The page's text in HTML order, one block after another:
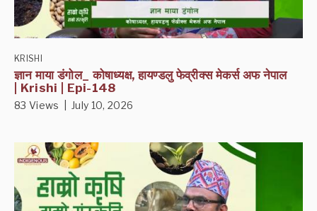
KRISHI
ज्ञान माया डंगोल_ कोषाध्यक्ष, हायण्डलु फेव्रीक्स मेकर्स अफ नेपाल
| Krishi | Epi-148
83 Views | July 10, 2026